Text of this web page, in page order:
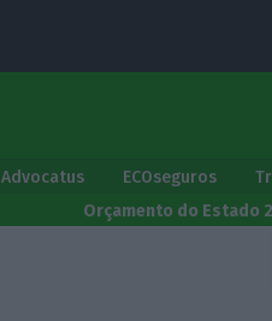
Advocatus ECOseguros
Orçamento do Estado